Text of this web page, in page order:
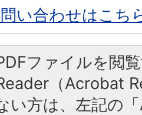
い合わせはこち
ファイルを閲
（Acrobat
い方は、左記の